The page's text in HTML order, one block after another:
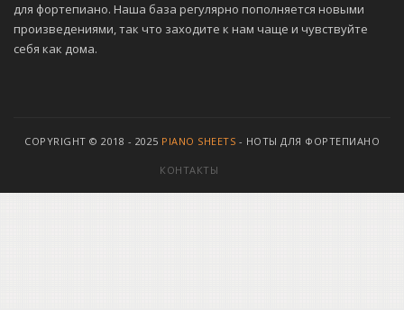
для фортепиано. Наша база регулярно пополняется новыми
произведениями, так что заходите к нам чаще и чувствуйте
себя как дома.
COPYRIGHT © 2018 - 2025 PIANO SHEETS - НОТЫ ДЛЯ ФОРТЕПИАНО
КОНТАКТЫ